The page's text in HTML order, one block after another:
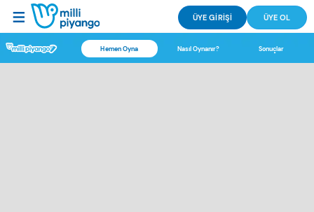
ÜYE GİRİŞİ ÜYE OL
Hemen Oyna Nasıl Oynanır? Sonuçlar